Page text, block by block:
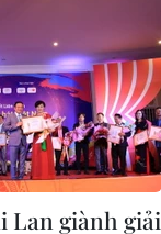
Lan giành giải